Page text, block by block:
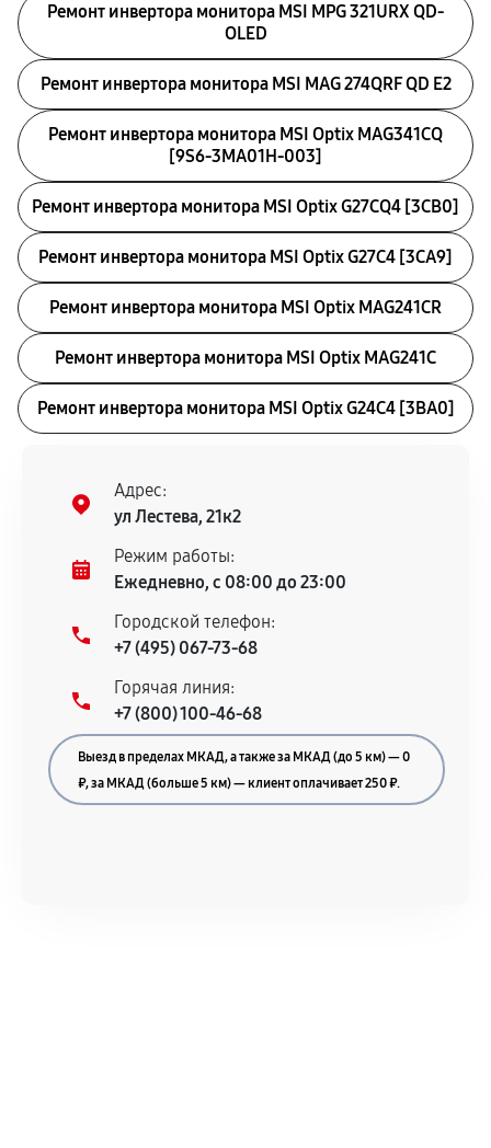
Ремонт инвертора монитора MSI MPG 321URX QD-
OLED
Ремонт инвертора монитора MSI MAG 274QRF QD E2
Ремонт инвертора монитора MSI Optix MAG341CQ
[9S6-3MA01H-003]
Ремонт инвертора монитора MSI Optix G27CQ4 [3CB0]
Ремонт инвертора монитора MSI Optix G27C4 [3CA9]
Ремонт инвертора монитора MSI Optix MAG241CR
Ремонт инвертора монитора MSI Optix MAG241C
Ремонт инвертора монитора MSI Optix G24C4 [3BA0]
Адрес:
ул Лестева, 21к2
Режим работы:
Ежедневно, с 08:00 до 23:00
Городской телефон:
+7 (495) 067-73-68
Горячая линия:
+7 (800) 100-46-68
Выезд в пределах МКАД, а также за МКАД (до 5 км) — 0
₽, за МКАД (больше 5 км) — клиент оплачивает 250 ₽.